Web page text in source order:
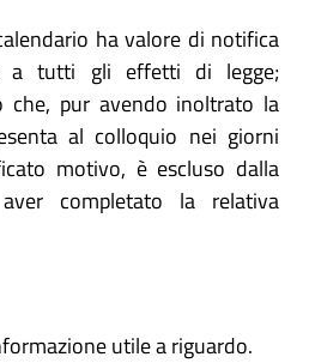
ha valore di notifica
a tutti gli effetti di legge;
che, pur avendo inoltrato la
al colloquio nei giorni
motivo, è escluso dalla
completato la relativa
utile a riguardo.